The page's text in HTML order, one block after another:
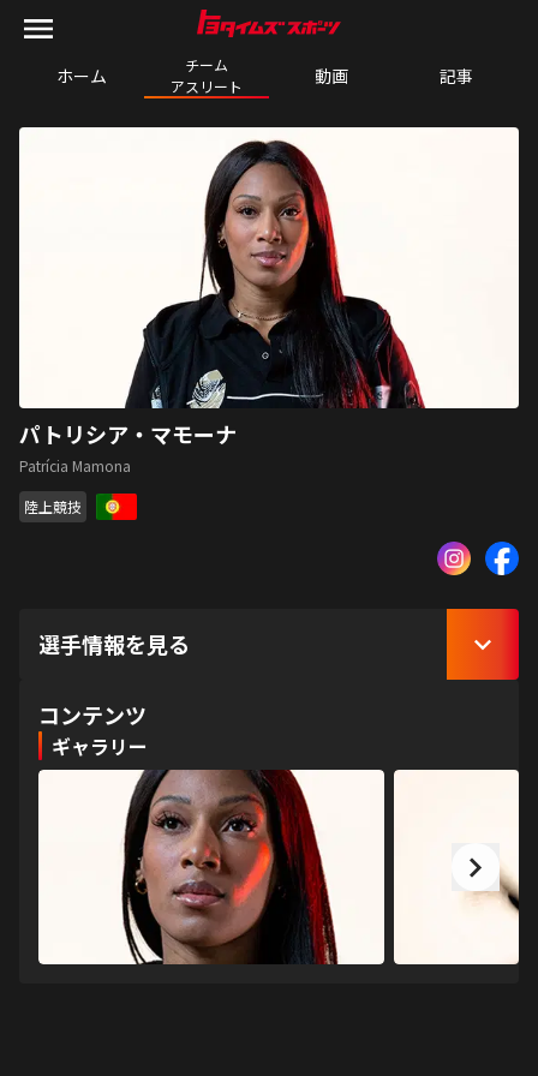
ホーム
チーム
アスリート
動画 記事
パトリシア・マモーナ
Patrícia Mamona
陸上競技
選手情報を見る
コンテンツ
ギャラリー